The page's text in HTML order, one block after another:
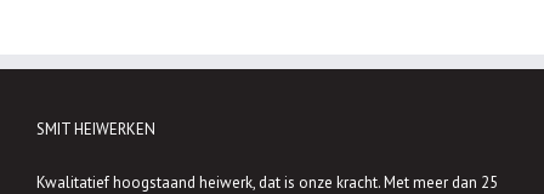
SMIT HEIWERKEN
Kwalitatief hoogstaand heiwerk, dat is onze kracht. Met meer dan 25